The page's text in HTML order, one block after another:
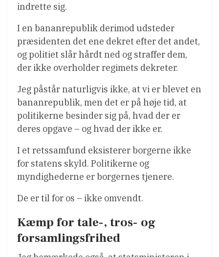
indrette sig.
I en bananrepublik derimod udsteder
præsidenten det ene dekret efter det andet,
og politiet slår hårdt ned og straffer dem,
der ikke overholder regimets dekreter.
Jeg påstår naturligvis ikke, at vi er blevet en
bananrepublik, men det er på høje tid, at
politikerne besinder sig på, hvad der er
deres opgave – og hvad der ikke er.
I et retssamfund eksisterer borgerne ikke
for statens skyld. Politikerne og
myndighederne er borgernes tjenere.
De er til for os – ikke omvendt.
Kæmp for tale-, tros- og
forsamlingsfrihed